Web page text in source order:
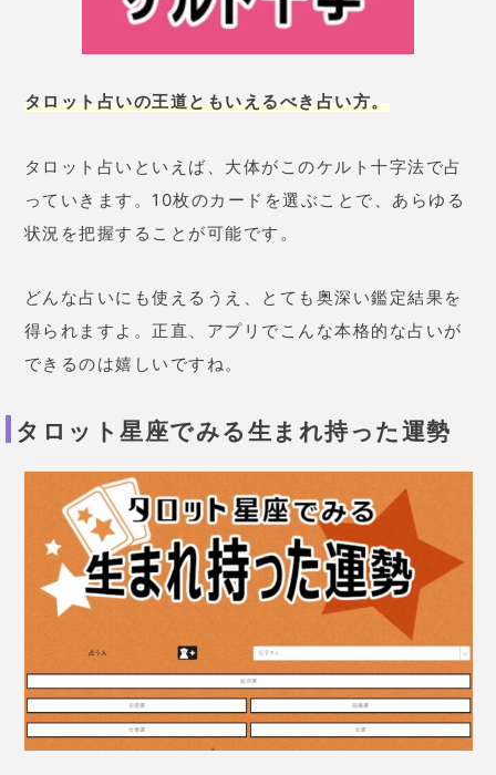
こちらは登録していれば誰でも占えるメニューです。
「総合運」「恋愛運」「結婚運」「仕事運「金運」
「恋愛」「元カレ」「SEX」「結婚」「不倫」で占え
ます。
てみると参考になりますよ。個人的には、
不倫やSEX
なんていうメニューがある ので驚きました。
プンな時代になってきたということですね。
タロット星座でお悩み解決